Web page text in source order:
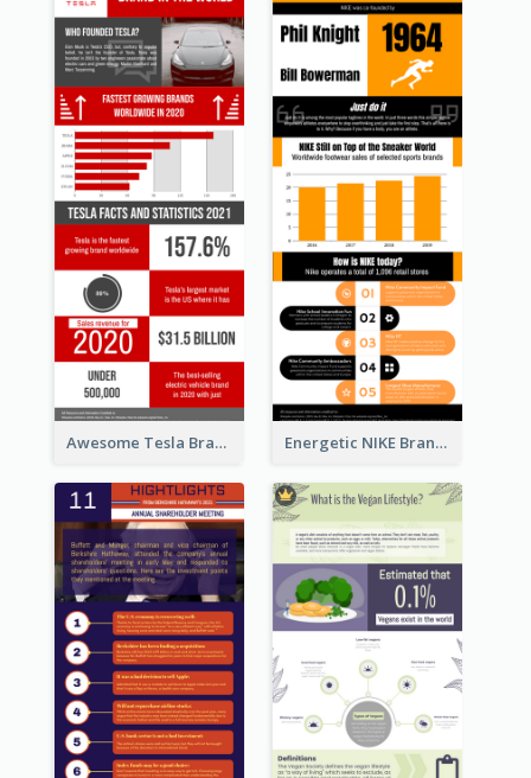
Awesome Tesla Branding Infographic Design Ideas Energetic NIKE Branding Stories Design Idea